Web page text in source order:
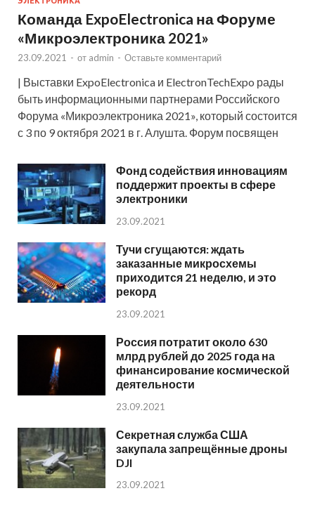
Команда ExpoElectronica на Форуме
«Микроэлектроника 2021»
23.09.2021 - от admin - Оставьте комментарий
| Выставки ExpoElectronica и ElectronTechExpo рады
быть информационными партнерами Российского
Форума «Микроэлектроника 2021», который состоится
с 3 по 9 октября 2021 в г. Алушта. Форум посвящен
Фонд содействия инновациям
поддержит проекты в сфере
электроники
23.09.2021
Тучи сгущаются: ждать
заказанные микросхемы
приходится 21 неделю, и это
рекорд
23.09.2021
Россия потратит около 630
млрд рублей до 2025 года на
финансирование космической
деятельности
23.09.2021
Секретная служба США
закупала запрещённые дроны
DJI
23.09.2021